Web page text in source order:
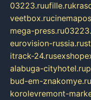
03223.ruufille.ru
veetbox.ru
mega-press.ru
eurovision-russia.ru
itrack-24.ru
alabuga-cityhotel.ru
bud-em-znakomye.ru
korolevremont-